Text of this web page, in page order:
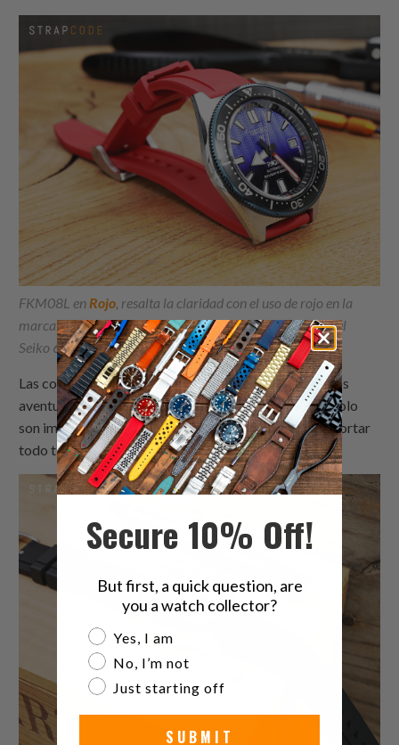
FKM08L en Rojo, resalta la claridad con el uso de rojo en la
marca de cuartos, así como en la manecilla de minutos del
Seiko 62MAS PADI SPB071
Las correas de goma FKM son muy populares entre los
aventureros al aire libre y los buceadores, ya que no solo
son impermeables, sino que están diseñadas para soportar
todo tipo de condiciones climáticas difíciles.
Secure 10% Off!
But first, a quick question, are
you a watch collector?
Are you a watch collector?
Yes, I am
No, I’m not
Just starting off
SUBMIT